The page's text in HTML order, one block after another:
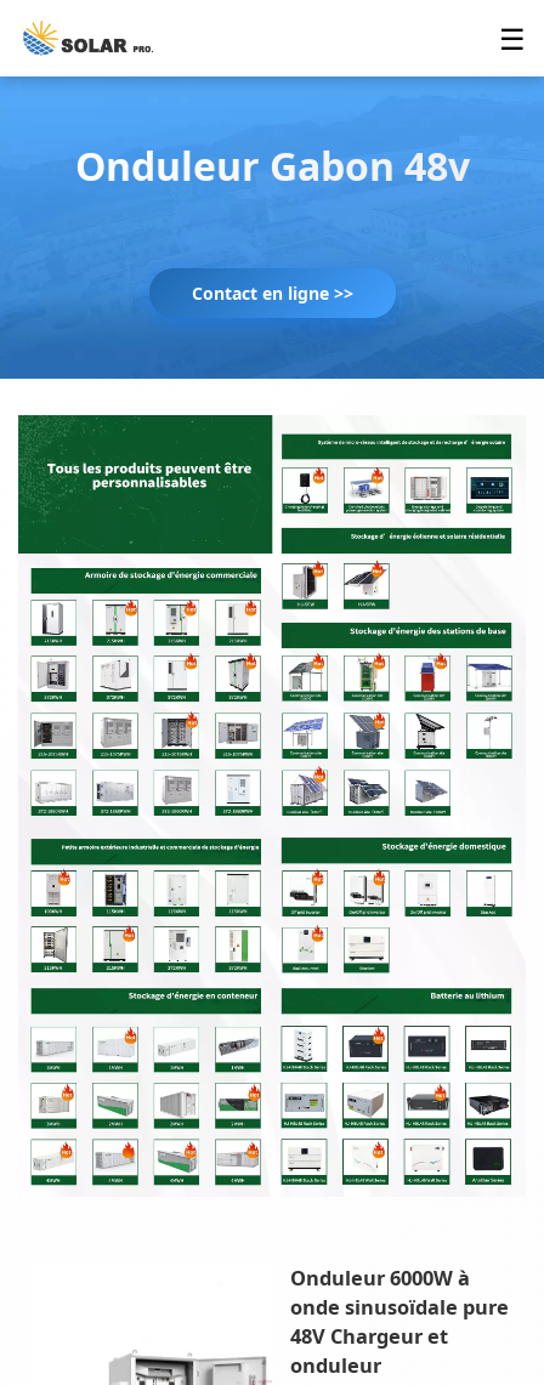
☰
Onduleur Gabon 48v
Contact en ligne >>
Onduleur 6000W à
onde sinusoïdale pure
48V Chargeur et
onduleur